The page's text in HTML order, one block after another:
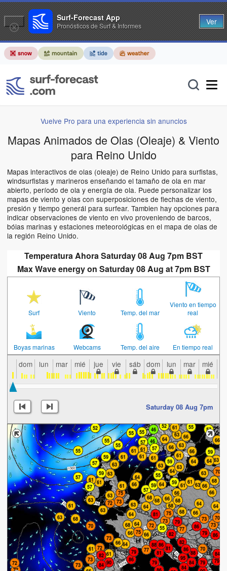
Vuelve Pro para una experiencia sin anuncios
Mapas Animados de Olas (Oleaje) & Viento
para Reino Unido
Mapas interactivos de olas (oleaje) de Reino Unido para surfistas,
windsurfistas y marineros enseñando el tamaño de ola en mar
abierto, período de ola y energía de ola. Puede personalizar los
mapas de viento y olas con superposiciones de flechas de viento,
presión y tiempo generál para surfear. Tambien hay opciones para
indicar observaciones de viento en vivo proveniendo de barcos,
bóias marinas y estaciones meteorológicas en el mapa de olas de
la región Reino Unido.
Temperatura Ahora Saturday 08 Aug 7pm BST
Max Wave energy on Saturday 08 Aug at 7pm BST
Surf Viento Temp. del mar
Viento en tiempo
real
Boyas marinas Webcams Temp. del aire En tiempo real
dom lun mar mié jue vie sáb dom lun mar mié
Saturday 08 Aug 7pm
Surf-Forecast App
Pronósticos de Surf & Informes Ver